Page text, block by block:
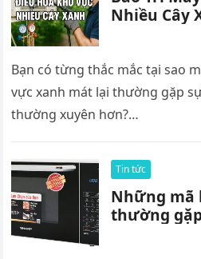
Nhiều Cây
Bạn có từng thắc mắc tại sao
vực xanh mát lại thường gặp
thường xuyên hơn?…
Tin tức
Những mã
thường